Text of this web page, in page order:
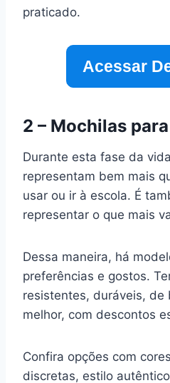
praticado.
Acessar
2 – Mochilas
Durante esta fase da
representam bem mais
usar ou ir à escola. É
representar o que mais
Dessa maneira, há
preferências e gostos.
resistentes, duráveis, de
melhor, com descontos
Confira opções com
discretas, estilo